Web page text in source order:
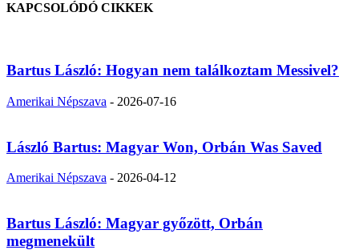
KAPCSOLÓDÓ CIKKEK
Bartus László: Hogyan nem találkoztam Messivel?
Amerikai Népszava - 2026-07-16
László Bartus: Magyar Won, Orbán Was Saved
Amerikai Népszava - 2026-04-12
Bartus László: Magyar győzött, Orbán
megmenekült